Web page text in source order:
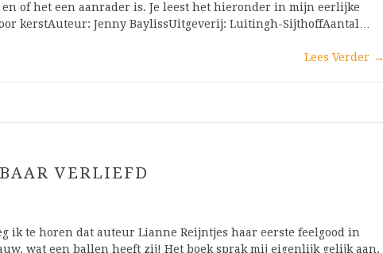
of het een aanrader is. Je leest het hieronder in mijn eerlijke
kerstAuteur: Jenny BaylissUitgeverij: Luitingh-SijthoffAantal…
Lees Verder →
VERLIEFD
ik te horen dat auteur Lianne Reijntjes haar eerste feelgood in
wat een ballen heeft zij! Het boek sprak mij eigenlijk gelijk aan,